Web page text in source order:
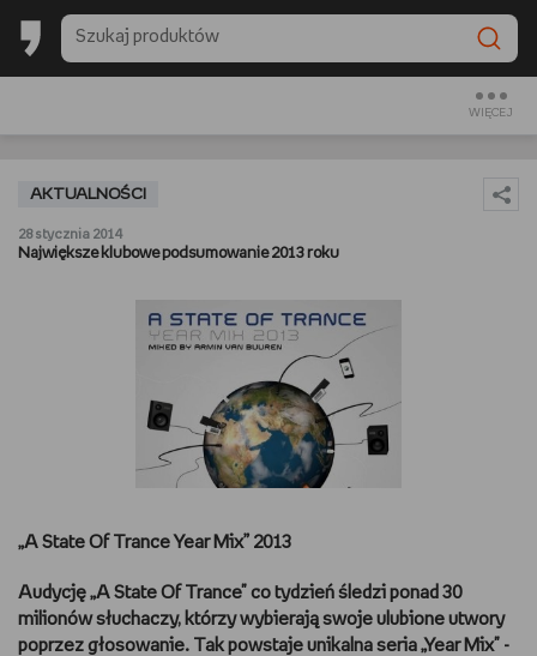
WIĘCEJ
BACK TO SCHOOL
SŁUCHAM
BACK TO SCHOOL
PREZENTOWNIKI
TRENUJĘ
AKTUALNOŚCI
28 stycznia 2014
Największe klubowe podsumowanie 2013 roku
„A State Of Trance Year Mix” 2013
Audycję „A State Of Trance" co tydzień śledzi ponad 30
milionów słuchaczy, którzy wybierają swoje ulubione utwory
poprzez głosowanie. Tak powstaje unikalna seria „Year Mix" -